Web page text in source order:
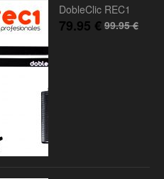
DobleClic REC1
99.95€
79.95 €